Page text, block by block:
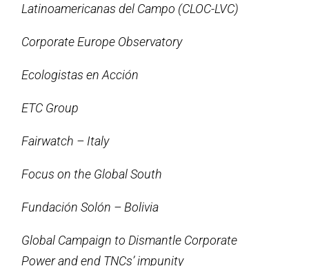
Latinoamericanas del Campo (CLOC-LVC)
Corporate Europe Observatory
Ecologistas en Acción
ETC Group
Fairwatch – Italy
Focus on the Global South
Fundación Solón – Bolivia
Global Campaign to Dismantle Corporate
Power and end TNCs’ impunity